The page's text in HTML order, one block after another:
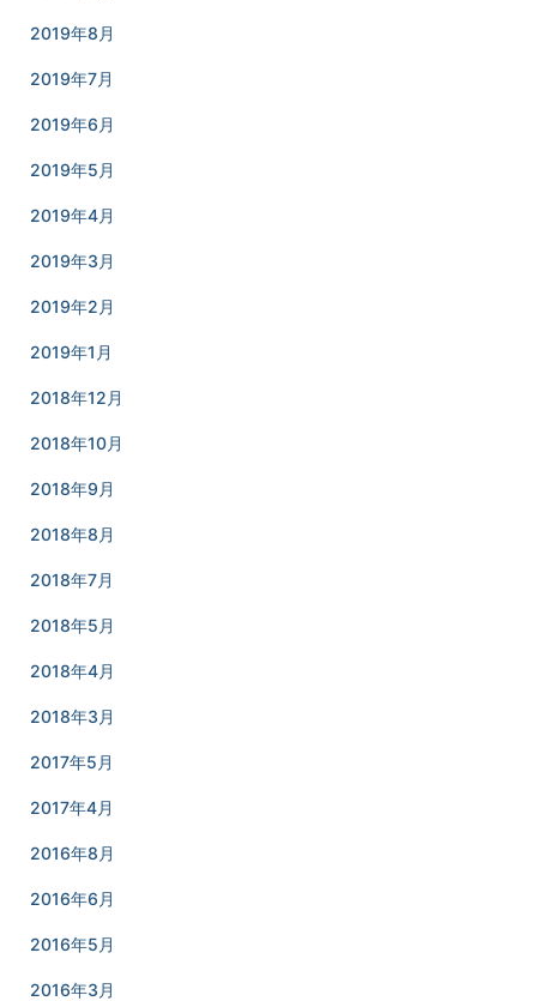
2019年8月
2019年7月
2019年6月
2019年5月
2019年4月
2019年3月
2019年2月
2019年1月
2018年12月
2018年10月
2018年9月
2018年8月
2018年7月
2018年5月
2018年4月
2018年3月
2017年5月
2017年4月
2016年8月
2016年6月
2016年5月
2016年3月